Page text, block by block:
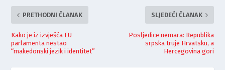
PRETHODNI ČLANAK
Kako je iz izvješća EU
parlamenta nestao
“makedonski jezik i identitet”
SLJEDEĆI ČLANAK
Posljedice nemara: Republika
srpska truje Hrvatsku, a
Hercegovina gori